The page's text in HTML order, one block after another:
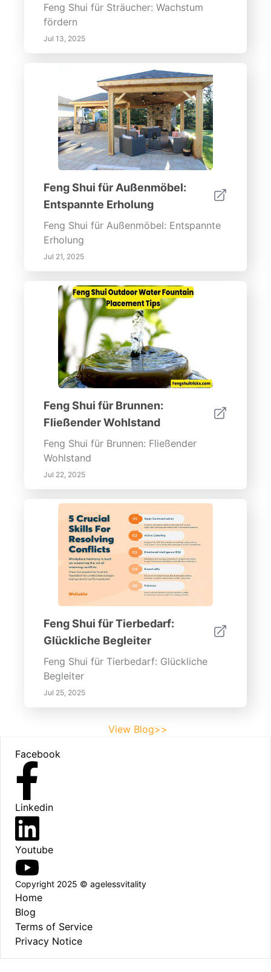
Feng Shui für Sträucher: Wachstum
fördern
Jul 13, 2025
Feng Shui für Außenmöbel:
Entspannte Erholung
Feng Shui für Außenmöbel: Entspannte
Erholung
Jul 21, 2025
Feng Shui für Brunnen:
Fließender Wohlstand
Feng Shui für Brunnen: Fließender
Wohlstand
Jul 22, 2025
Feng Shui für Tierbedarf:
Glückliche Begleiter
Feng Shui für Tierbedarf: Glückliche
Begleiter
Jul 25, 2025
View Blog>>
Facebook
Linkedin
Youtube
Copyright 2025 © agelessvitality
Home
Blog
Terms of Service
Privacy Notice